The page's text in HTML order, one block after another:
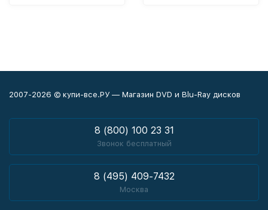
2007-2026 © купи-все.РУ — Магазин DVD и Blu-Ray дисков
8 (800) 100 23 31
Звонок бесплатный
8 (495) 409-7432
Москва